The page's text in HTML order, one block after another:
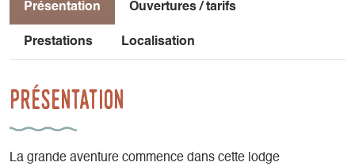
Présentation Ouvertures / tarifs
Prestations Localisation
Présentation
La grande aventure commence dans cette lodge